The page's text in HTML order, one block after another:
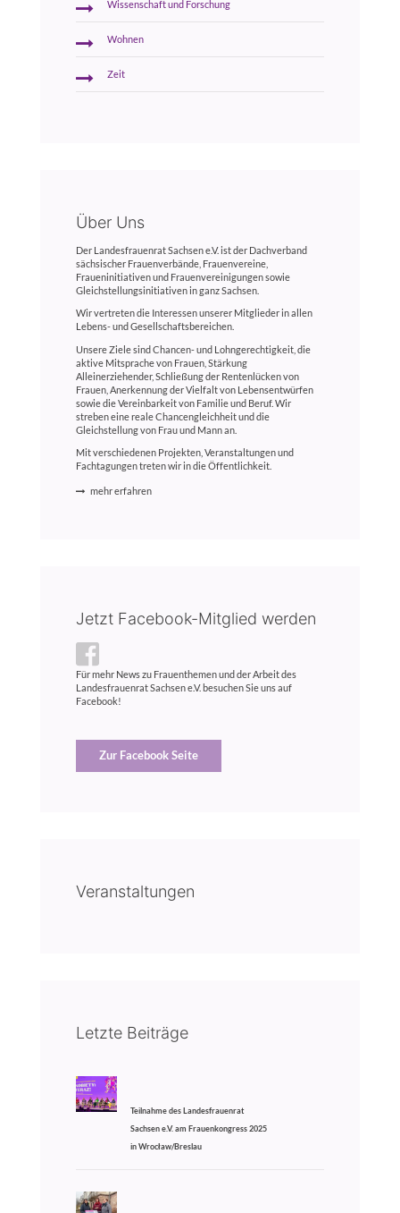
Wissenschaft und Forschung
Wohnen
Zeit
Über Uns
Der Landesfrauenrat Sachsen e.V. ist der Dachverband
sächsischer Frauenverbände, Frauenvereine,
Fraueninitiativen und Frauenvereinigungen sowie
Gleichstellungsinitiativen in ganz Sachsen.
Wir vertreten die Interessen unserer Mitglieder in allen
Lebens- und Gesellschaftsbereichen.
Unsere Ziele sind Chancen- und Lohngerechtigkeit, die
aktive Mitsprache von Frauen, Stärkung
Alleinerziehender, Schließung der Rentenlücken von
Frauen, Anerkennung der Vielfalt von Lebensentwürfen
sowie die Vereinbarkeit von Familie und Beruf. Wir
streben eine reale Chancengleichheit und die
Gleichstellung von Frau und Mann an.
Mit verschiedenen Projekten, Veranstaltungen und
Fachtagungen treten wir in die Öffentlichkeit.
mehr erfahren
Jetzt Facebook-Mitglied werden
Für mehr News zu Frauenthemen und der Arbeit des
Landesfrauenrat Sachsen e.V. besuchen Sie uns auf
Facebook!
Zur Facebook Seite
Veranstaltungen
Letzte Beiträge
Teilnahme des Landesfrauenrat
Sachsen e.V. am Frauenkongress 2025
in Wrocław/Breslau